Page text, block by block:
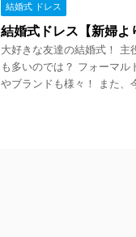
結婚式 ドレス
結婚式ドレス【新婦よ
大好きな友達の結婚式！
も多いのでは？ フォーマ
やブランドも様々！ また、